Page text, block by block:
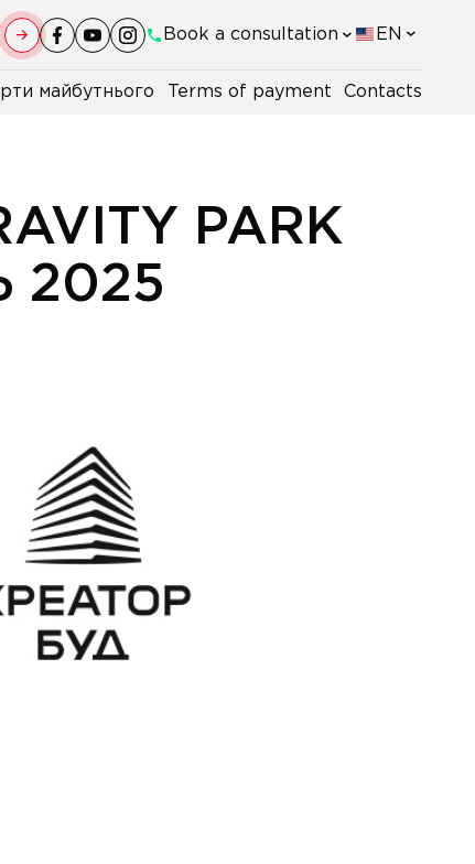
Book a consultation EN
майбутнього Terms of payment Contacts
PARK
2025